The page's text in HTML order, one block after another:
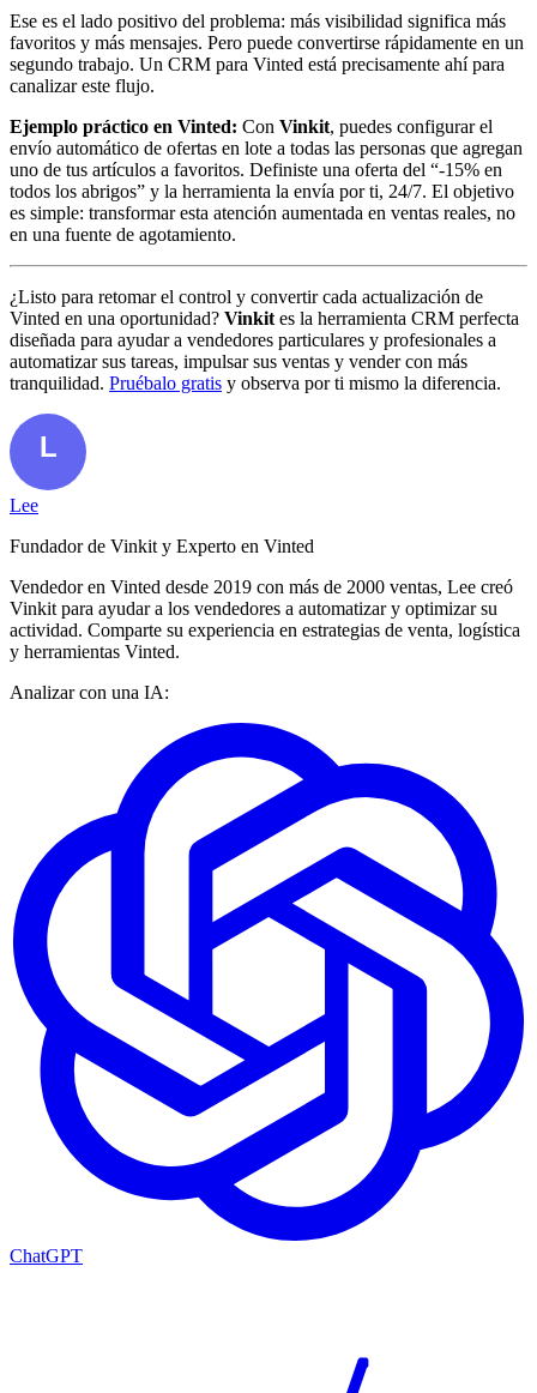
Ese es el lado positivo del problema: más visibilidad significa más
favoritos y más mensajes. Pero puede convertirse rápidamente en un
segundo trabajo. Un CRM para Vinted está precisamente ahí para
canalizar este flujo.
Ejemplo práctico en Vinted: Con Vinkit, puedes configurar el
envío automático de ofertas en lote a todas las personas que agregan
uno de tus artículos a favoritos. Definiste una oferta del “-15% en
todos los abrigos” y la herramienta la envía por ti, 24/7. El objetivo
es simple: transformar esta atención aumentada en ventas reales, no
en una fuente de agotamiento.
¿Listo para retomar el control y convertir cada actualización de
Vinted en una oportunidad? Vinkit es la herramienta CRM perfecta
diseñada para ayudar a vendedores particulares y profesionales a
automatizar sus tareas, impulsar sus ventas y vender con más
tranquilidad. Pruébalo gratis y observa por ti mismo la diferencia.
Lee
Fundador de Vinkit y Experto en Vinted
Vendedor en Vinted desde 2019 con más de 2000 ventas, Lee creó
Vinkit para ayudar a los vendedores a automatizar y optimizar su
actividad. Comparte su experiencia en estrategias de venta, logística
y herramientas Vinted.
Analizar con una IA:
ChatGPT